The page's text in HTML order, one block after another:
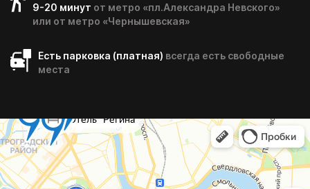
9-20 минут от метро «пл.Александра Невского»
или от метро «Чернышевская»
Есть парковка (платная) всегда есть свободные
места